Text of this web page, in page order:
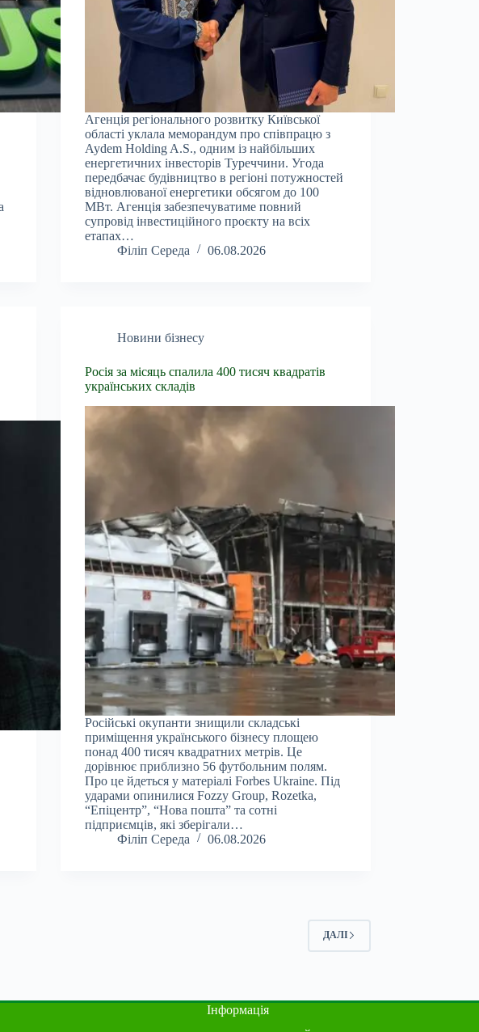
Агенція регіонального розвитку Київської
області уклала меморандум про співпрацю з
Aydem Holding A.S., одним із найбільших
енергетичних інвесторів Туреччини. Угода
передбачає будівництво в регіоні потужностей
відновлюваної енергетики обсягом до 100
МВт. Агенція забезпечуватиме повний
супровід інвестиційного проєкту на всіх
етапах…
Філіп Середа
06.08.2026
Новини бізнесу
Росія за місяць спалила 400 тисяч квадратів
українських складів
Російські окупанти знищили складські
приміщення українського бізнесу площею
понад 400 тисяч квадратних метрів. Це
дорівнює приблизно 56 футбольним полям.
Про це йдеться у матеріалі Forbes Ukraine. Під
ударами опинилися Fozzy Group, Rozetka,
“Епіцентр”, “Нова пошта” та сотні
підприємців, які зберігали…
Філіп Середа
06.08.2026
ДАЛІ
Інформація